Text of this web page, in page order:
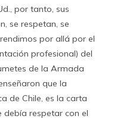
por tanto, sus
se respetan, se
por allá por el
profesional) del
de la Armada
que la
de Chile, es la carta
debía respetar con el